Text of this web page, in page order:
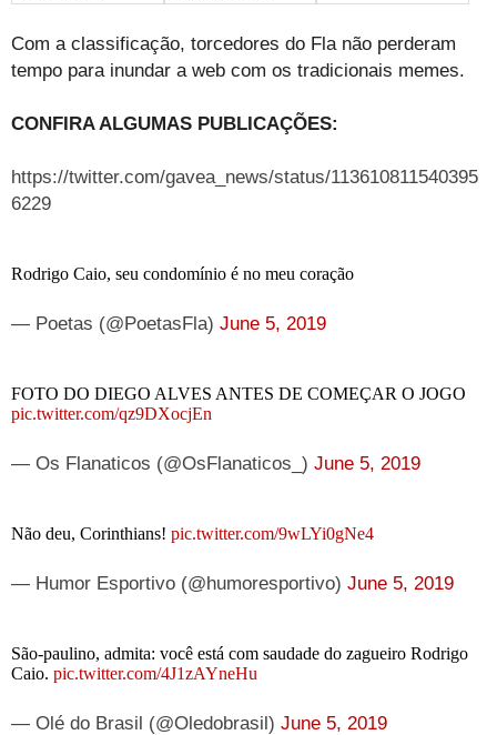
Com a classificação, torcedores do Fla não perderam
tempo para inundar a web com os tradicionais memes.
CONFIRA ALGUMAS PUBLICAÇÕES:
https://twitter.com/gavea_news/status/113610811540395
6229
Rodrigo Caio, seu condomínio é no meu coração
— Poetas (@PoetasFla) June 5, 2019
FOTO DO DIEGO ALVES ANTES DE COMEÇAR O JOGO
pic.twitter.com/qz9DXocjEn
— Os Flanaticos (@OsFlanaticos_) June 5, 2019
Não deu, Corinthians! pic.twitter.com/9wLYi0gNe4
— Humor Esportivo (@humoresportivo) June 5, 2019
São-paulino, admita: você está com saudade do zagueiro Rodrigo
Caio. pic.twitter.com/4J1zAYneHu
— Olé do Brasil (@Oledobrasil) June 5, 2019